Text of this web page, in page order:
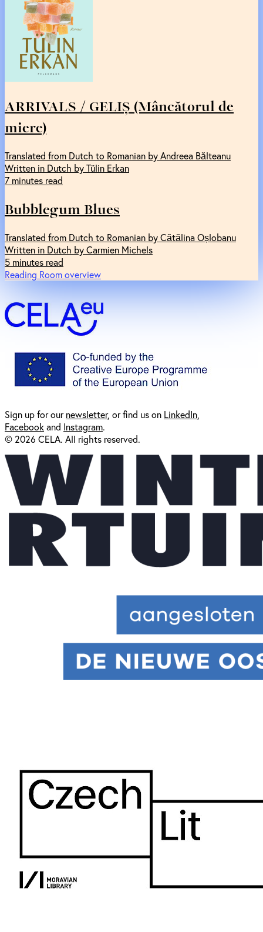
ARRIVALS / GELIȘ (Mâncătorul de
miere)
Translated from Dutch to Romanian by Andreea Bălteanu
Written in Dutch by Tülin Erkan
7 minutes read
Bubblegum Blues
Translated from Dutch to Romanian by Cătălina Oșlobanu
Written in Dutch by Carmien Michels
5 minutes read
Reading Room overview
Sign up for ournewsletter, or find us on LinkedIn
Facebookand Instagram.
© 2026 CELA. All rights reserved.